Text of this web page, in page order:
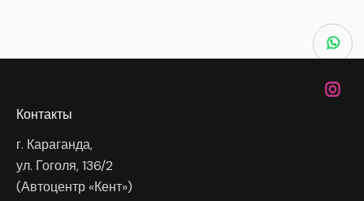
Контакты
г. Караганда,
ул. Гоголя, 136/2
(Автоцентр «Кент»)